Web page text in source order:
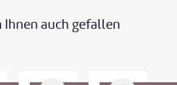
Ihnen auch gefallen